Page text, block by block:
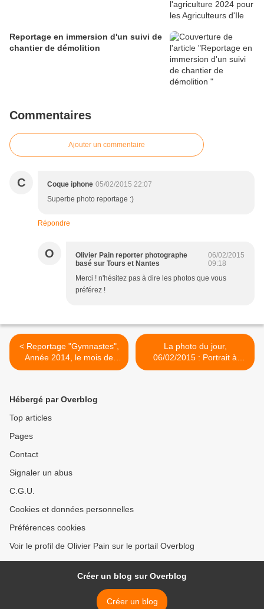
Reportage en immersion d'un suivi de
chantier de démolition
Commentaires
Ajouter un commentaire
C Coque iphone 05/02/2015 22:07
Superbe photo reportage :)
Répondre
O
Olivier Pain reporter photographe
basé sur Tours et Nantes
06/02/2015
09:18
Merci ! n'hésitez pas à dire les photos que vous
préférez !
< Reportage "Gymnastes",
Année 2014, le mois de
Septembre
La photo du jour,
06/02/2015 : Portrait à
Nantes >
Hébergé par Overblog
Top articles
Pages
Contact
Signaler un abus
C.G.U.
Cookies et données personnelles
Préférences cookies
Voir le profil de Olivier Pain sur le portail Overblog
Créer un blog sur Overblog
Créer un blog